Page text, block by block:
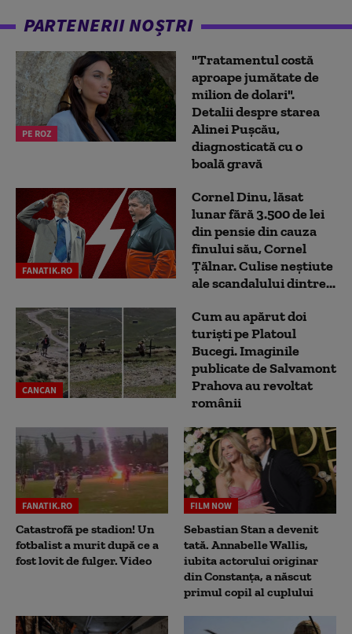
PARTENERII NOȘTRI
PE ROZ
"Tratamentul costă
aproape jumătate de
milion de dolari".
Detalii despre starea
Alinei Pușcău,
diagnosticată cu o
boală gravă
FANATIK.RO
Cornel Dinu, lăsat
lunar fără 3.500 de lei
din pensie din cauza
finului său, Cornel
Țălnar. Culise neștiute
ale scandalului dintre...
CANCAN
Cum au apărut doi
turiști pe Platoul
Bucegi. Imaginile
publicate de Salvamont
Prahova au revoltat
românii
FANATIK.RO
Catastrofă pe stadion! Un
fotbalist a murit după ce a
fost lovit de fulger. Video
FILM NOW
Sebastian Stan a devenit
tată. Annabelle Wallis,
iubita actorului originar
din Constanța, a născut
primul copil al cuplului